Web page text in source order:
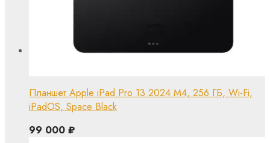
Планшет Apple iPad Pro 13 2024 M4, 256 ГБ, Wi-Fi,
iPadOS, Space Black
99 000 ₽